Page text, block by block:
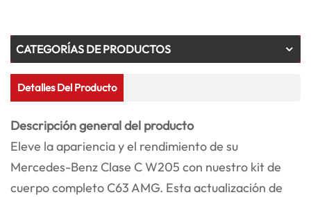
CATEGORÍAS DE PRODUCTOS
Detalles Del Producto
Descripción general del producto
Eleve la apariencia y el rendimiento de su
Mercedes-Benz Clase C W205 con nuestro kit de
cuerpo completo C63 AMG. Esta actualización de